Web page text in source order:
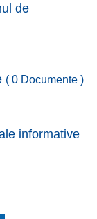
de
( 0 Documente )
informative